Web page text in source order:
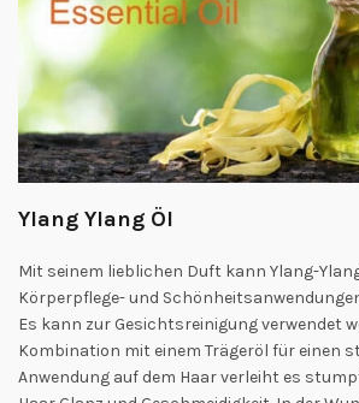
Ylang Ylang Öl
Mit seinem lieblichen Duft kann Ylang-
Körperpflege- und
Es kann zur Gesichtsreinigung verwendet
Kombination mit einem Trägeröl für einen
Anwendung auf dem Haar verleiht es